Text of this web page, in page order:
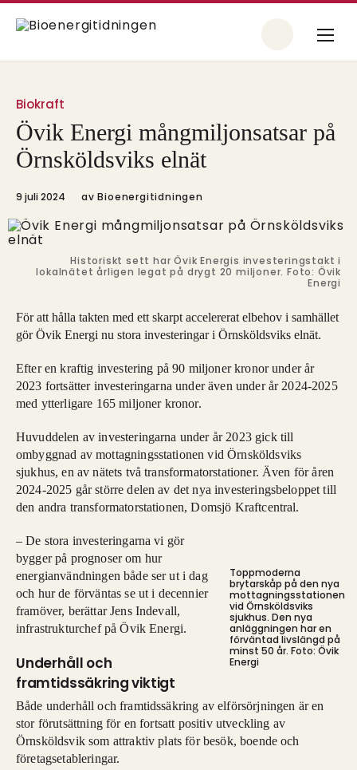
Biokraft
Övik Energi mångmiljonsatsar på
Örnsköldsviks elnät
9 juli 2024 av Bioenergitidningen
Historiskt sett har Övik Energis investeringstakt i
lokalnätet årligen legat på drygt 20 miljoner. Foto: Övik
Energi
För att hålla takten med ett skarpt accelererat elbehov i samhället
gör Övik Energi nu stora investeringar i Örnsköldsviks elnät.
Efter en kraftig investering på 90 miljoner kronor under år
2023 fortsätter investeringarna under även under år 2024-2025
med ytterligare 165 miljoner kronor.
Huvuddelen av investeringarna under år 2023 gick till
ombyggnad av mottagningsstationen vid Örnsköldsviks
sjukhus, en av nätets två transformatorstationer. Även för åren
2024-2025 går större delen av det nya investeringsbeloppet till
den andra transformatorstationen, Domsjö Kraftcentral.
Toppmoderna
brytarskåp på den nya
mottagningsstationen
vid Örnsköldsviks
sjukhus. Den nya
anläggningen har en
förväntad livslängd på
minst 50 år. Foto: Övik
Energi
– De stora investeringarna vi gör
bygger på prognoser om hur
energianvändningen både ser ut i dag
och hur de förväntas se ut i decennier
framöver, berättar Jens Indevall,
infrastrukturchef på Övik Energi.
Underhåll och
framtidssäkring viktigt
Både underhåll och framtidssäkring av elförsörjningen är en
stor förutsättning för en fortsatt positiv utveckling av
Örnsköldsvik som attraktiv plats för besök, boende och
företagsetableringar.